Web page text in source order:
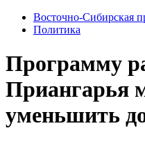
Восточно-Сибирская
Политика
Программу
Приангарья
уменьшить